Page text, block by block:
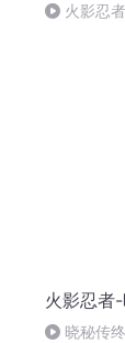
火影忍
火影忍者
晓秘传